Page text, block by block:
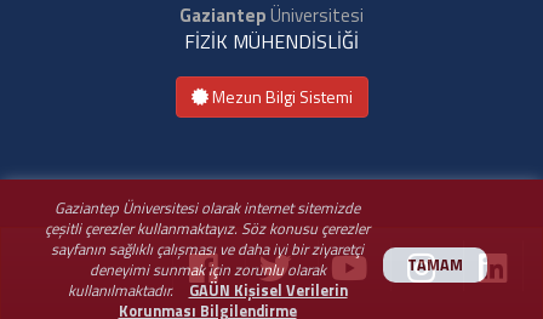
Gaziantep Üniversitesi olarak internet sitemizde
çeşitli çerezler kullanmaktayız. Söz konusu çerezler
sayfanın sağlıklı çalışması ve daha iyi bir ziyaretçi
deneyimi sunmak için zorunlu olarak
kullanılmaktadır.
GAÜN Kişisel Verilerin
Korunması Bilgilendirme
TAMAM
GaziantepÜniversitesi
FİZİK MÜHENDİSLİĞİ
Mezun Bilgi Sistemi